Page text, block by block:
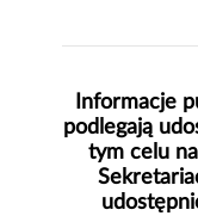
Informacje
podlegają
tym celu